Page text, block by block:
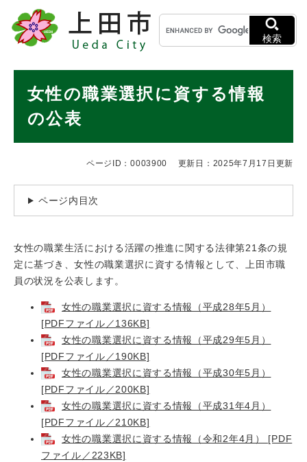
メニューを飛ばして本文へ
キ
ー
ワ
検
検索
女性の職業選択に資する情報
の公表
ページID：0003900 更新日：2025年7月17日更新
ページ内目次
女性の職業生活における活躍の推進に関する法律第21条の規
定に基づき、女性の職業選択に資する情報として、上田市職
員の状況を公表します。
女性の職業選択に資する情報（平成28年5月）
[PDFファイル／136KB]
女性の職業選択に資する情報（平成29年5月）
[PDFファイル／190KB]
女性の職業選択に資する情報（平成30年5月）
[PDFファイル／200KB]
女性の職業選択に資する情報（平成31年4月）
[PDFファイル／210KB]
女性の職業選択に資する情報（令和2年4月） [PDF
ファイル／223KB]